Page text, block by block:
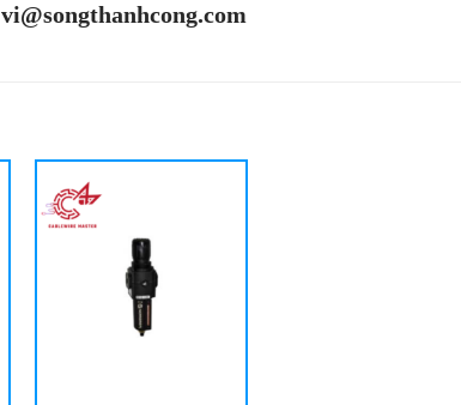
vi@songthanhcong.com